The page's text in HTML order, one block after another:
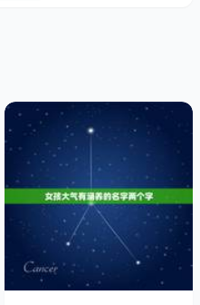
和变化状况，帮助人们更